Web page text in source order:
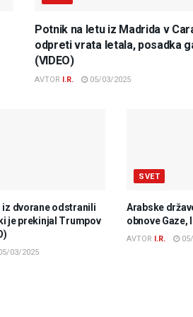
Potnik na letu iz Madrida v
odpreti vrata letala, posadka
(VIDEO)
AVTOR I.R. 05/03/2025
iz dvorane odstranili
je prekinjal Trumpov
03/2025
SVET
Arabske
obnove Gaze,
AVTOR I.R. 05/